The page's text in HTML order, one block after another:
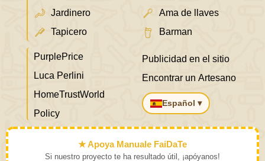
Jardinero
Tapicero
Ama de llaves
Barman
PurplePrice
Luca Perlini
HomeTrustWorld
Policy
Publicidad en el sitio
Encontrar un Artesano
Español ▾
★ Apoya Manuale FaiDaTe
Si nuestro proyecto te ha resultado útil, ¡apóyanos!